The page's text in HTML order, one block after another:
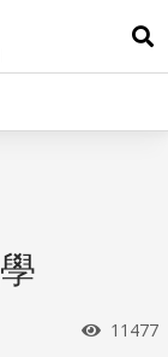
展
瀏覽次
11477